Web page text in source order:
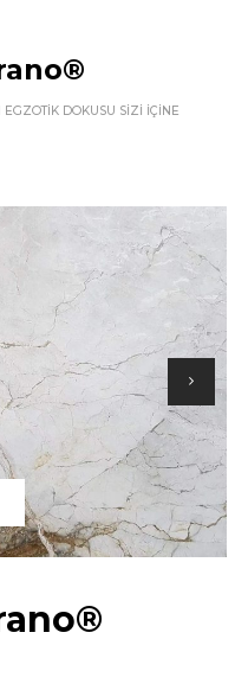
DOKUSU SIZI IÇINE